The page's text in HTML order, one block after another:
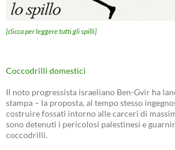
[clicca per leggere tutti gli spilli]
Coccodrilli domestici
Il noto progressista israeliano Ben-Gvir ha
stampa – la proposta, al tempo stesso
costruire fossati intorno alle carceri di
sono detenuti i pericolosi palestinesi e
coccodrilli.